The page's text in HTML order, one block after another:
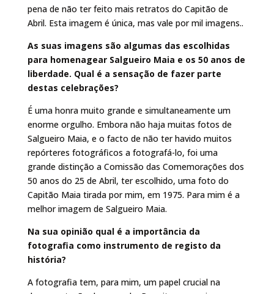
pena de não ter feito mais retratos do Capitão de
Abril. Esta imagem é única, mas vale por mil imagens..
As suas imagens são algumas das escolhidas
para homenagear Salgueiro Maia e os 50 anos de
liberdade. Qual é a sensação de fazer parte
destas celebrações?
É uma honra muito grande e simultaneamente um
enorme orgulho. Embora não haja muitas fotos de
Salgueiro Maia, e o facto de não ter havido muitos
repórteres fotográficos a fotografá-lo, foi uma
grande distinção a Comissão das Comemorações dos
50 anos do 25 de Abril, ter escolhido, uma foto do
Capitão Maia tirada por mim, em 1975. Para mim é a
melhor imagem de Salgueiro Maia.
Na sua opinião qual é a importância da
fotografia como instrumento de registo da
história?
A fotografia tem, para mim, um papel crucial na